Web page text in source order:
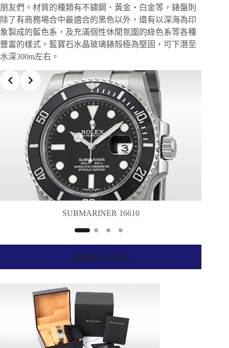
朋友們。材質的種類有不鏽鋼、黃金・白金等，錶盤則
除了有商務場合中最適合的黑色以外，還有以深海為印
象製成的藍色系，及充滿個性休閒氛圍的綠色系等各種
豐富的樣式。藍寶石水晶玻璃錶殼極為堅固，可下潛至
水深300m左右。
SUBMARINER 16610
收購加分小秘訣